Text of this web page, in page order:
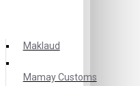
Maklaud
Mamay Customs